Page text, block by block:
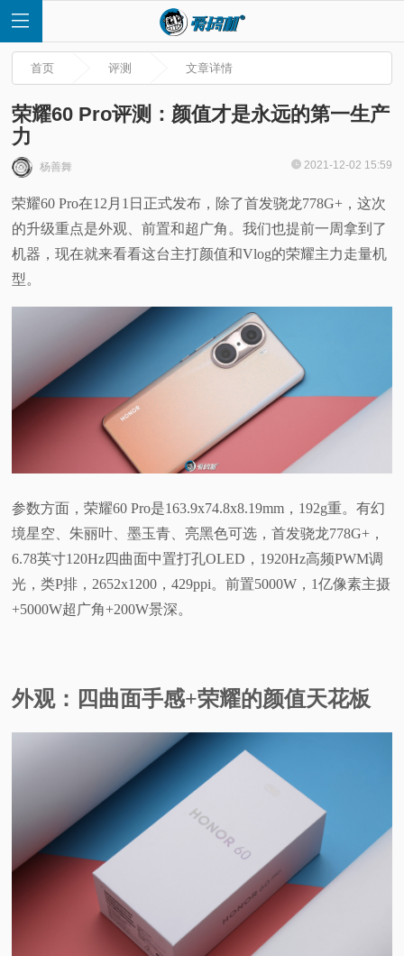
首
页
快
频
科
普
体
专
首页 评测 文章详情
荣耀60 Pro评测：颜值才是永远的第一生产
力
杨善舞 2021-12-02 15:59
荣耀60 Pro在12月1日正式发布，除了首发骁龙778G+，这次
的升级重点是外观、前置和超广角。我们也提前一周拿到了
机器，现在就来看看这台主打颜值和Vlog的荣耀主力走量机
型。
参数方面，荣耀60 Pro是163.9x74.8x8.19mm，192g重。有幻
境星空、朱丽叶、墨玉青、亮黑色可选，首发骁龙778G+，
6.78英寸120Hz四曲面中置打孔OLED，1920Hz高频PWM调
光，类P排，2652x1200，429ppi。前置5000W，1亿像素主摄
+5000W超广角+200W景深。
外观：四曲面手感+荣耀的颜值天花板